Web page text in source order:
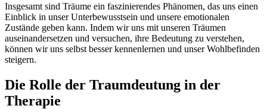
Insgesamt sind Träume ein faszinierendes Phänomen, das uns einen
Einblick in unser Unterbewusstsein und unsere emotionalen
Zustände geben kann. Indem wir uns mit unseren Träumen
auseinandersetzen und versuchen, ihre Bedeutung zu verstehen,
können wir uns selbst besser kennenlernen und unser Wohlbefinden
steigern.
Die Rolle der Traumdeutung in der
Therapie